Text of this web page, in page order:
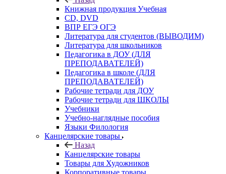
Книжная продукция Учебная
CD, DVD
ВПР ЕГЭ ОГЭ
Литература для студентов (ВЫВОДИМ)
Литература для школьников
Педагогика в ДОУ (ДЛЯ
ПРЕПОДАВАТЕЛЕЙ)
Педагогика в школе (ДЛЯ
ПРЕПОДАВАТЕЛЕЙ)
Рабочие тетради для ДОУ
Рабочие тетради для ШКОЛЫ
Учебники
Учебно-наглядные пособия
Языки Филология
Канцелярские товары
Назад
Канцелярские товары
Товары для Художников
Корпоративные товары